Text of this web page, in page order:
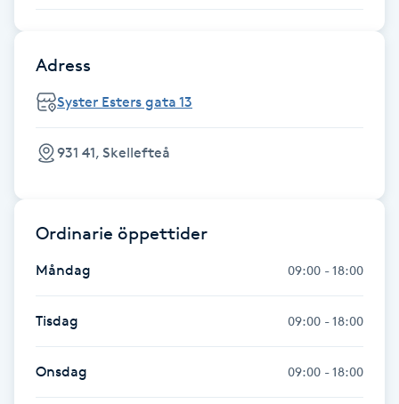
Föning
Gelenaglar
Gellack
Gellack med förstärkning
Gravidmassage
Adress
Syster Esters gata 13
931 41, Skellefteå
Ordinarie öppettider
Måndag 09:00 - 18:00
Tisdag 09:00 - 18:00
Onsdag 09:00 - 18:00